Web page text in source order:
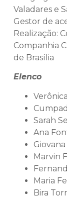
Valadares e
Gestor de
Realização:
Companhia
de Brasília
Elenco
Sarah
Ana
Marvin
Maria
Bira